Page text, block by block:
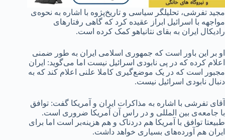
مجید تفرشی، تحلیلگر سیاسی و تاریخ‌پژوه با اشاره به نحوه‌ی
مواجهه با اسرائیل ابراز عقیده کرد که گاهی رفتارهای
رادیکال ایران به بقای نتانیاهو کمک کرده است.
او بر این باور است که جمهوری اسلامی ایران به طور ضمنی
اعلام کرده که در پی نابودی اسرائیل نیست اما می‌گوید: ایران
مجبور است که در یک موضع‌گیری کاملا علنی اعلام کند که به
دنبال نابودی اسرائیل نیست.
آقای تفرشی با اشاره به مذاکرات ایران و آمریکا گفت: توافق
با جامعه‌ی بین المللی و در راس آن آمریکا ضروری است.
طبیعتا توافق با آمریکا هم دردناک و هم هزینه‌بر است اما برای
ایران هم آورده‌های بسیاری خواهد داشت.